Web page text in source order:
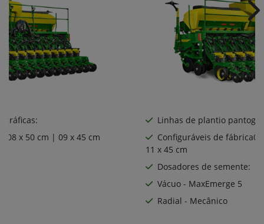
x 50 cm | 09 x 45 cm
Linhas de plantio
Configuráveis de
11 x 45 cm
Dosadores de semente:
Vácuo - MaxEmerge 5
Radial - Mecânico